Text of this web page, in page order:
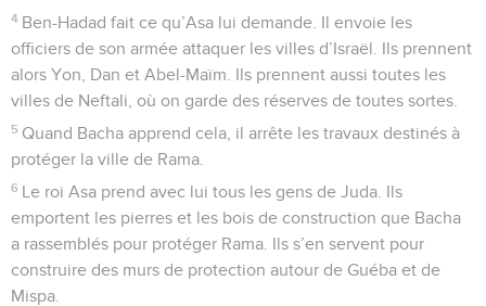
4 Ben-Hadad fait ce qu’Asa lui demande. Il envoie les
officiers de son armée attaquer les villes d’Israël. Ils prennent
alors Yon, Dan et Abel-Maïm. Ils prennent aussi toutes les
villes de Neftali, où on garde des réserves de toutes sortes.
5 Quand Bacha apprend cela, il arrête les travaux destinés à
protéger la ville de Rama.
6 Le roi Asa prend avec lui tous les gens de Juda. Ils
emportent les pierres et les bois de construction que Bacha
a rassemblés pour protéger Rama. Ils s’en servent pour
construire des murs de protection autour de Guéba et de
Mispa.